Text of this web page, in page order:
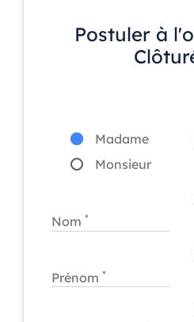
Postuler à
Madame
Monsieur
Nom *
Prénom *